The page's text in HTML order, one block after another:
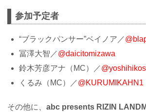
参加予定者
“ブラックパンサー”ベイノア／
冨澤大智／@daicitomizawa
鈴木芳彦アナ（MC）／
くるみ（MC）／@KURUMIKAHN1
その他に、 abc presents RIZIN